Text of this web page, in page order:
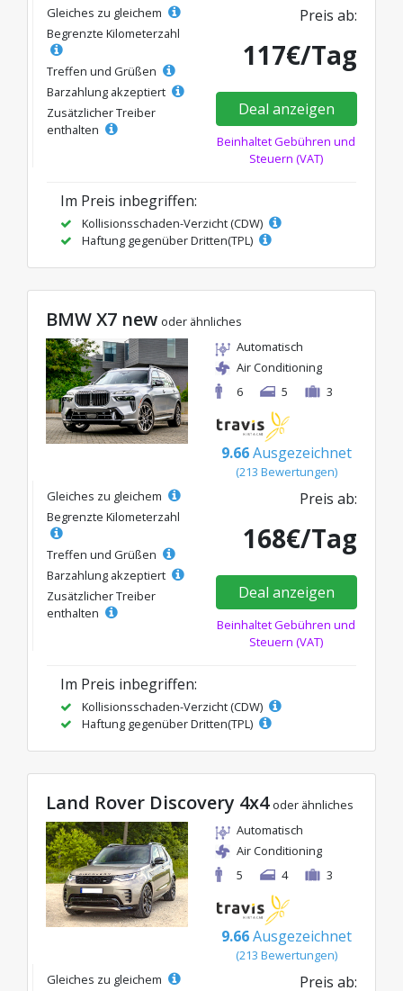
Gleiches zu gleichem
Begrenzte Kilometerzahl
Treffen und Grüßen
Barzahlung akzeptiert
Zusätzlicher Treiber
enthalten
Preis ab:
117€/Tag
Deal anzeigen
Beinhaltet Gebühren und
Steuern (VAT)
Im Preis inbegriffen:
Kollisionsschaden-Verzicht (CDW)
Haftung gegenüber Dritten(TPL)
BMW X7 new oder ähnliches
Automatisch
Air Conditioning
6
5 3
9.66 Ausgezeichnet
(213 Bewertungen)
Gleiches zu gleichem
Begrenzte Kilometerzahl
Treffen und Grüßen
Barzahlung akzeptiert
Zusätzlicher Treiber
enthalten
Preis ab:
168€/Tag
Deal anzeigen
Beinhaltet Gebühren und
Steuern (VAT)
Im Preis inbegriffen:
Kollisionsschaden-Verzicht (CDW)
Haftung gegenüber Dritten(TPL)
Land Rover Discovery 4x4 oder ähnliches
Automatisch
Air Conditioning
5
4 3
9.66 Ausgezeichnet
(213 Bewertungen)
Gleiches zu gleichem
Preis ab: